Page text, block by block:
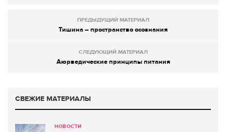
ПРЕДЫДУЩИЙ МАТЕРИАЛ
Тишина – пространство осознания
СЛЕДУЮЩИЙ МАТЕРИАЛ
Аюрведические принципы питания
СВЕЖИЕ МАТЕРИАЛЫ
НОВОСТИ